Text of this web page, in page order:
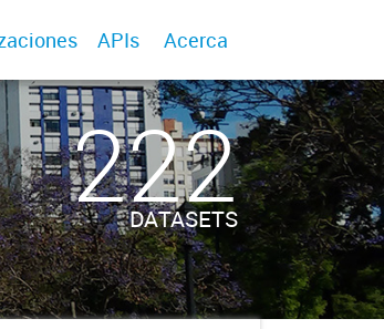
APIs Acerca
222
DATASETS